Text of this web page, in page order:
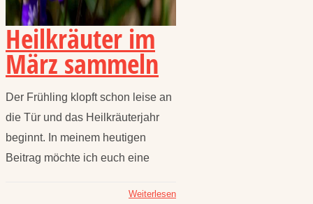
Heilkräuter im
März sammeln
Der Frühling klopft schon leise an
die Tür und das Heilkräuterjahr
beginnt. In meinem heutigen
Beitrag möchte ich euch eine
Weiterlesen